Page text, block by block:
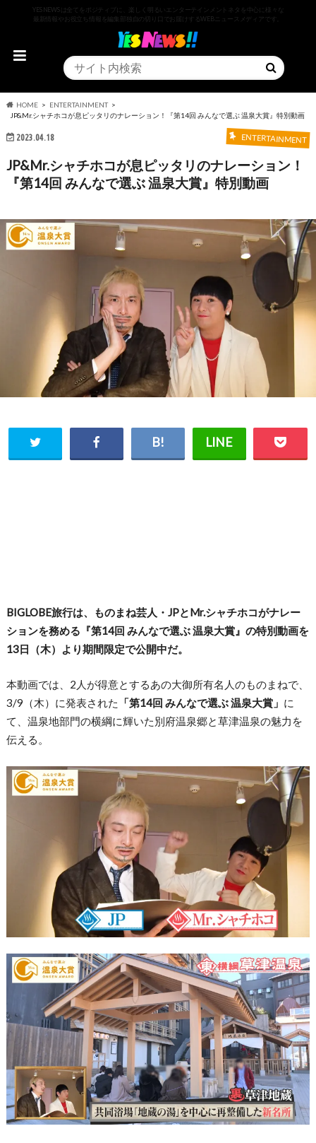
YESNEWSは全てをポジティブに、楽しく明るいエンターテインメントネタを中心に様々な
最新情報やお役立ち情報を編集部独自の切り口でお届けするWEBニュースメディアです。
HOME
ENTERTAINMENT
JP&Mr.シャチホコが息ピッタリのナレーション！『第14回 みんなで選ぶ 温泉大賞』特別動画
2023.04.18 ENTERTAINMENT
JP&Mr.シャチホコが息ピッタリのナレーション！
『第14回 みんなで選ぶ 温泉大賞』特別動画
BIGLOBE旅行は、ものまね芸人・JPとMr.シャチホコがナレー
ションを務める『第14回 みんなで選ぶ 温泉大賞』の特別動画を
13日（木）より期間限定で公開中だ。
本動画では、2人が得意とするあの大御所有名人のものまねで、
3/9（木）に発表された
「第14回 みんなで選ぶ 温泉大賞」 に
て、温泉地部門の横綱に輝いた別府温泉郷と草津温泉の魅力を
伝える。